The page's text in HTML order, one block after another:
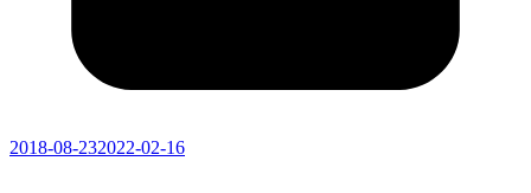
2018-08-232022-02-16